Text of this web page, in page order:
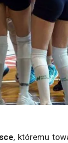
, któremu